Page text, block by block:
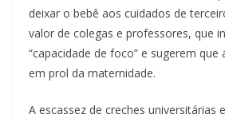
deixar o bebê aos cuidados de
valor de colegas e professores, que
“capacidade de foco” e sugerem
em prol da maternidade.
A escassez de creches universitárias